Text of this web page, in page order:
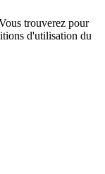
trouverez pour
d'utilisation du